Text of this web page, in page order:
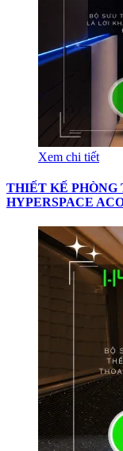
Xem chi tiết
THIẾT KẾ PHÒNG
HYPERSPACE